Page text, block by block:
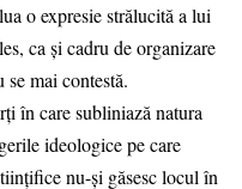
o expresie strălucită a lui
ca și cadru de organizare
mai contestă.
în care subliniază natura
ideologice pe care
nu-și găsesc locul în